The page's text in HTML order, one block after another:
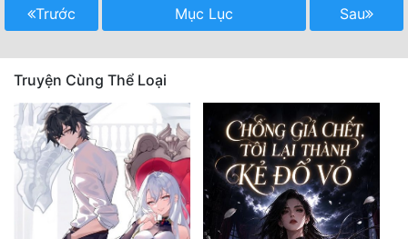
Trước Mục Lục Sau
Truyện Cùng Thể Loại